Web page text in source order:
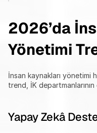
2026’da
Yönetimi
İnsan kaynakları yönetimi
trend, İK
Yapay Zekâ